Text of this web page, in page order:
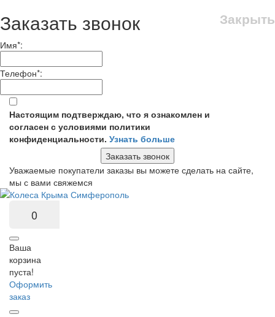
Закрыть
Заказать звонок
Имя*:
Телефон*:
Настоящим подтверждаю, что я ознакомлен и
согласен с условиями политики
конфиденциальности. Узнать больше
Заказать звонок
Уважаемые покупатели заказы вы можете сделать на сайте,
мы с вами свяжемся
0
Ваша
корзина
пуста!
Оформить
заказ